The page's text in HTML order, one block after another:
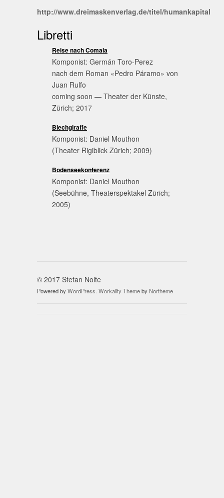
http://www.dreimaskenverlag.de/titel/humankapital
Libretti
Reise nach Comala
Komponist: Germán Toro-Perez
nach dem Roman «Pedro Páramo» von
Juan Rulfo
coming soon — Theater der Künste,
Zürich; 2017
Blechgiraffe
Komponist: Daniel Mouthon
(Theater Rigiblick Zürich; 2009)
Bodenseekonferenz
Komponist: Daniel Mouthon
(Seebühne, Theaterspektakel Zürich;
2005)
© 2017 Stefan Nolte
Powered byWordPress. Workality Themeby Northeme